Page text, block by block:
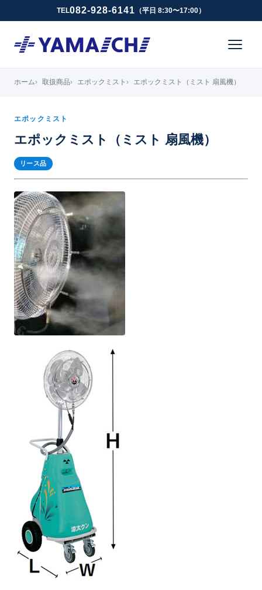
TEL082-928-6141 （平日 8:30〜17:00）
ホーム 取扱商品 エポックミスト エポックミスト（ミスト 扇風機）
エポックミスト
エポックミスト（ミスト 扇風機）
リース品